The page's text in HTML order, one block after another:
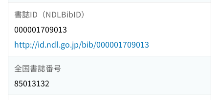
書誌ID（NDLBibID）
000001709013
http://id.ndl.go.jp/bib/000001709013
全国書誌番号
85013132